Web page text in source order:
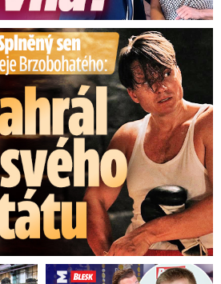
Zahrál si svého tátu